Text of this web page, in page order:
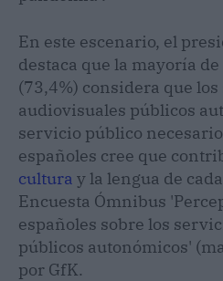
En este escenario, el
destaca que la mayoría
(73,4%) considera que
audiovisuales públicos
servicio público
españoles cree que
cultura y la lengua de
Encuesta Ómnibus
españoles sobre los
públicos autonómicos'
por GfK.